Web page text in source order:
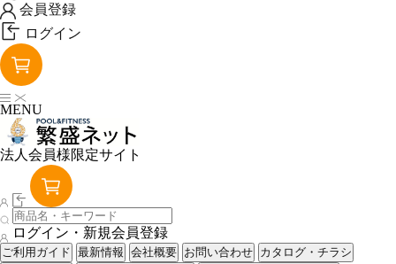
会員登録
ログイン
MENU
法人会員様限定サイト
ログイン・新規会員登録
ご利用ガイド 最新情報 会社概要 お問い合わせ カタログ・チラシ